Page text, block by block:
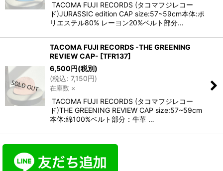
TACOMA FUJI RECORDS (タコマフジレコー
ド)JURASSIC edition CAP size:57~59cm本体:ポ
リエステル80% レーヨン20%ベルト部分…
TACOMA FUJI RECORDS -THE GREENING
REVIEW CAP- [TFR137]
6,500円(税別)
(税込: 7,150円)
在庫数 ×
TACOMA FUJI RECORDS (タコマフジレコー
ド)THE GREENING REVIEW CAP size:57~59cm
本体:綿100%ベルト部分：牛革 …